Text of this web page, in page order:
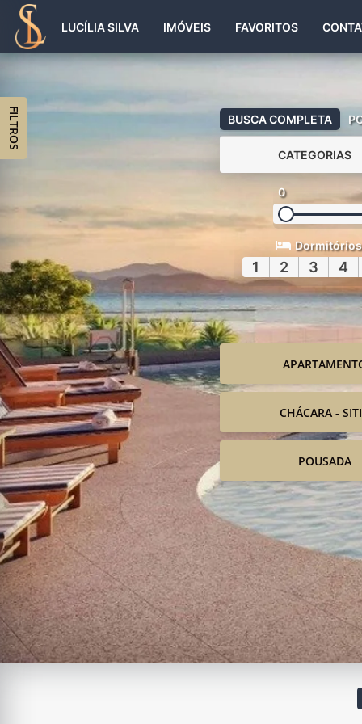
LUCÍLIA SILVA IMÓVEIS FAVORITOS
BUSCA COMPLETA
CATEGORIAS
0
Dormitórios
1 2 3 4
CHÁCARA -
POUSADA
FILTROS